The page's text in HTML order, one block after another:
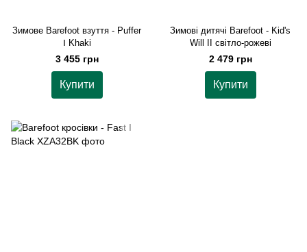
Зимове Barefoot взуття - Puffer
Ⅰ Khaki
3 455 грн
Купити
Зимові дитячі Barefoot - Kid's
Will II світло-рожеві
2 479 грн
Купити